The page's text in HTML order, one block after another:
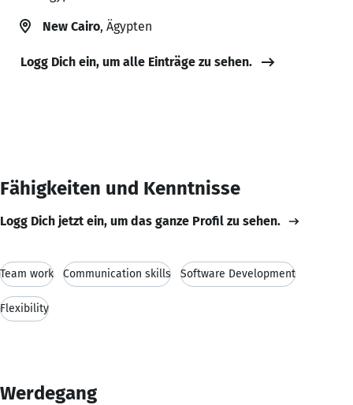
New Cairo, Ägypten
Logg Dich ein, um alle Einträge zu sehen.
Fähigkeiten und Kenntnisse
Logg Dich jetzt ein, um das ganze Profil zu sehen.
Team work Communication skills Software Development
Flexibility
Werdegang